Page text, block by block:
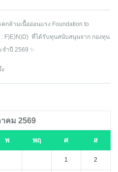
ล้ามเนื้ออ่อนแรง Foundation to
: F)E)N)D) ที่ได้รับทุนสนับสนุนจาก กองทุน
ำปี 2569 ✨
ง
คม 2569
พ พฤ ศ ส
1 2